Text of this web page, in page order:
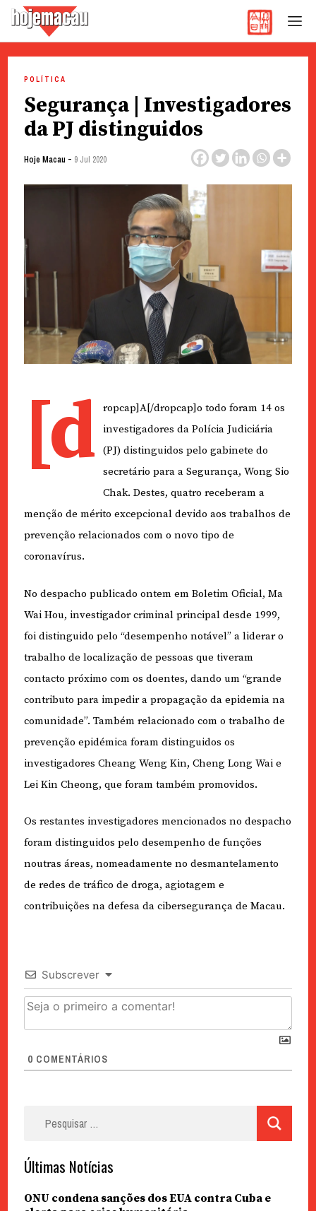
content
POLÍTICA
Segurança | Investigadores
da PJ distinguidos
Hoje Macau - 9 Jul 2020
[d
ropcap]A[/dropcap]o todo foram 14 os
investigadores da Polícia Judiciária
(PJ) distinguidos pelo gabinete do
secretário para a Segurança, Wong Sio
Chak. Destes, quatro receberam a
menção de mérito excepcional devido aos trabalhos de
prevenção relacionados com o novo tipo de
coronavírus.
No despacho publicado ontem em Boletim Oficial, Ma
Wai Hou, investigador criminal principal desde 1999,
foi distinguido pelo “desempenho notável” a liderar o
trabalho de localização de pessoas que tiveram
contacto próximo com os doentes, dando um “grande
contributo para impedir a propagação da epidemia na
comunidade”. Também relacionado com o trabalho de
prevenção epidémica foram distinguidos os
investigadores Cheang Weng Kin, Cheng Long Wai e
Lei Kin Cheong, que foram também promovidos.
Os restantes investigadores mencionados no despacho
foram distinguidos pelo desempenho de funções
noutras áreas, nomeadamente no desmantelamento
de redes de tráfico de droga, agiotagem e
contribuições na defesa da cibersegurança de Macau.
Subscrever
0 COMENTÁRIOS
Últimas Notícias
ONU condena sanções dos EUA contra Cuba e